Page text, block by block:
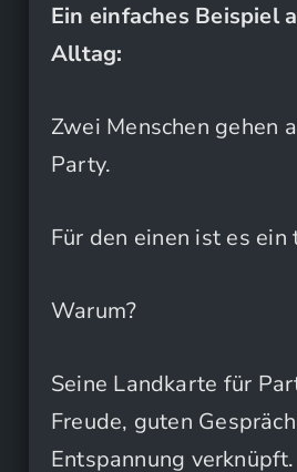
Ein einfaches Beispiel
Alltag:
Zwei Menschen gehen
Party.
Für den einen ist es
Warum?
Seine Landkarte für
Freude, guten
Entspannung verknüpft.